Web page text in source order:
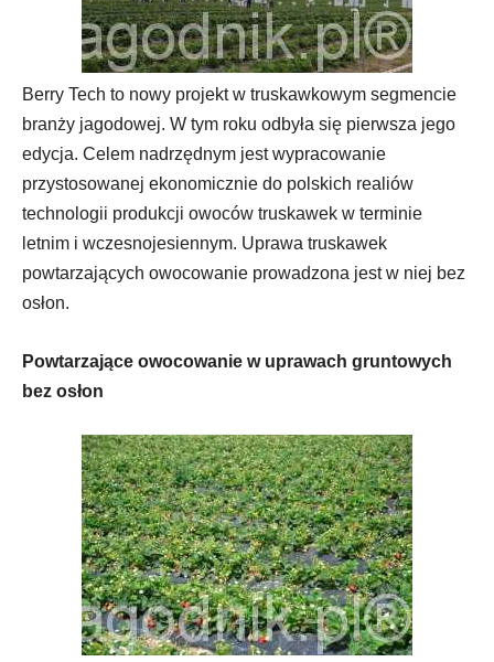
Berry Tech to nowy projekt w truskawkowym segmencie
branży jagodowej. W tym roku odbyła się pierwsza jego
edycja. Celem nadrzędnym jest wypracowanie
przystosowanej ekonomicznie do polskich realiów
technologii produkcji owoców truskawek w terminie
letnim i wczesnojesiennym. Uprawa truskawek
powtarzających owocowanie prowadzona jest w niej bez
osłon.
Powtarzające owocowanie w uprawach gruntowych
bez osłon